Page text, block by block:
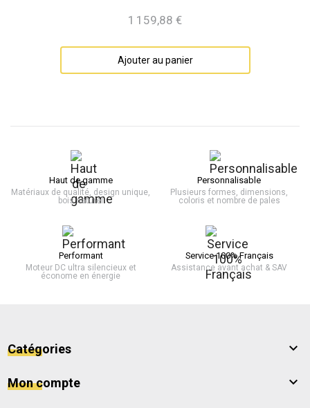
Prix
1 159,88 €
Ajouter au panier
Haut de gamme
Matériaux de qualité, design unique,
bois naturel
Personnalisable
Plusieurs formes, dimensions,
coloris et nombre de pales
Performant
Moteur DC ultra silencieux et
économe en énergie
Service 100% Français
Assistance avant achat & SAV
Catégories 
Mon compte 